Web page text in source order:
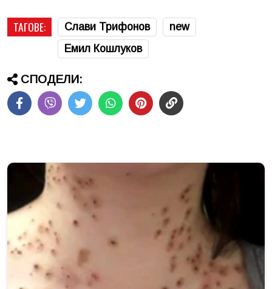
ТАГОВЕ: Слави Трифонов
new
Емил Кошлуков
СПОДЕЛИ: